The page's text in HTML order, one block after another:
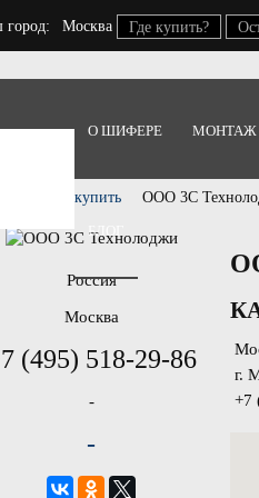
город: Москва Где купить?
О ШИФЕРЕ МОНТАЖ
БЛОГ
Где купить ООО 3С
Россия
Москва
(495) 518-29-86
-
-
г.
+7